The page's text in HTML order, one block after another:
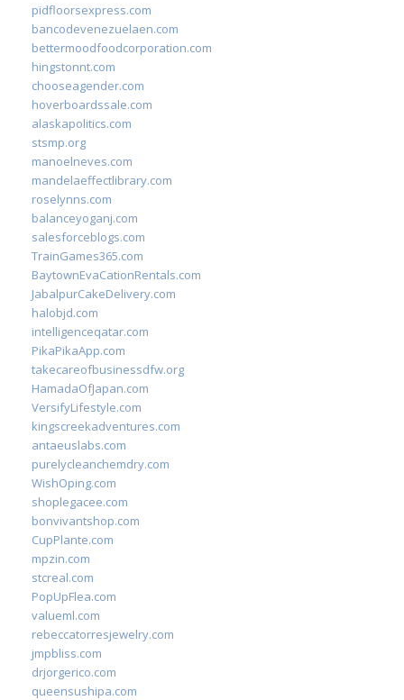
pidfloorsexpress.com
bancodevenezuelaen.com
bettermoodfoodcorporation.com
hingstonnt.com
chooseagender.com
hoverboardssale.com
alaskapolitics.com
stsmp.org
manoelneves.com
mandelaeffectlibrary.com
roselynns.com
balanceyoganj.com
salesforceblogs.com
TrainGames365.com
BaytownEvaCationRentals.com
JabalpurCakeDelivery.com
halobjd.com
intelligenceqatar.com
PikaPikaApp.com
takecareofbusinessdfw.org
HamadaOfJapan.com
VersifyLifestyle.com
kingscreekadventures.com
antaeuslabs.com
purelycleanchemdry.com
WishOping.com
shoplegacee.com
bonvivantshop.com
CupPlante.com
mpzin.com
stcreal.com
PopUpFlea.com
valueml.com
rebeccatorresjewelry.com
jmpbliss.com
drjorgerico.com
queensushipa.com